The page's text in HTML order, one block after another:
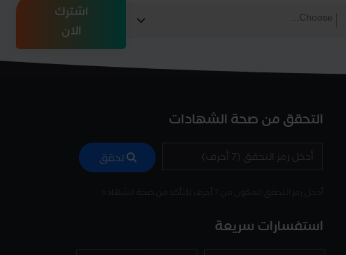
اشترك
الان
التحقق من صحة الشهادات
تحقق
استفسارات سريعة